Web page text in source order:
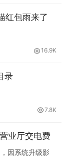
红包雨来了
16.9K
录
7.8K
业厅交电费
因系统升级影